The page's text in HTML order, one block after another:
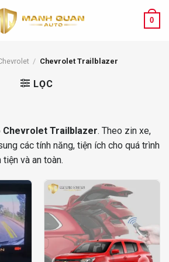
0
/ Chevrolet Trailblazer
LỌC
Chevrolet Trailblazer. Theo zin xe,
các tính năng, tiện ích cho quá trình
và an toàn.